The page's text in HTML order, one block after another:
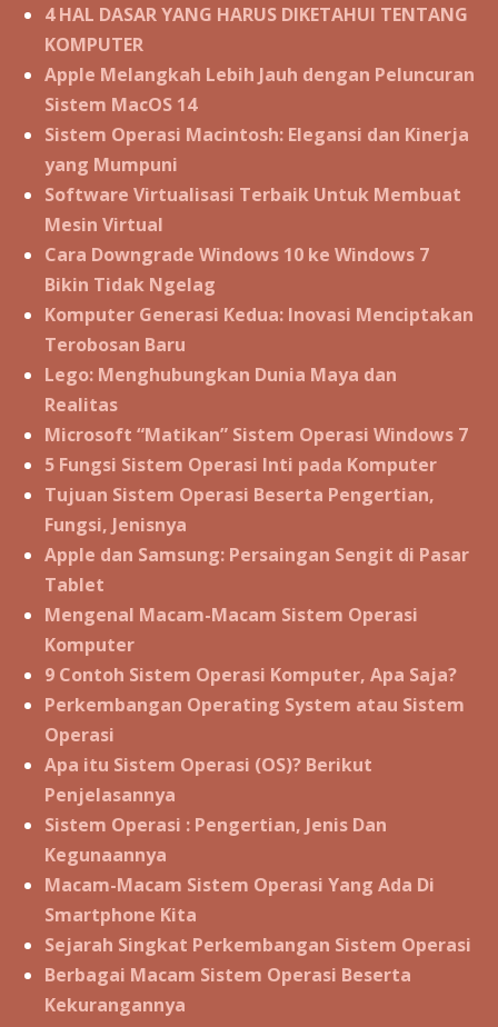
4 HAL DASAR YANG HARUS DIKETAHUI TENTANG
KOMPUTER
Apple Melangkah Lebih Jauh dengan Peluncuran
Sistem MacOS 14
Sistem Operasi Macintosh: Elegansi dan Kinerja
yang Mumpuni
Software Virtualisasi Terbaik Untuk Membuat
Mesin Virtual
Cara Downgrade Windows 10 ke Windows 7
Bikin Tidak Ngelag
Komputer Generasi Kedua: Inovasi Menciptakan
Terobosan Baru
Lego: Menghubungkan Dunia Maya dan
Realitas
Microsoft “Matikan” Sistem Operasi Windows 7
5 Fungsi Sistem Operasi Inti pada Komputer
Tujuan Sistem Operasi Beserta Pengertian,
Fungsi, Jenisnya
Apple dan Samsung: Persaingan Sengit di Pasar
Tablet
Mengenal Macam-Macam Sistem Operasi
Komputer
9 Contoh Sistem Operasi Komputer, Apa Saja?
Perkembangan Operating System atau Sistem
Operasi
Apa itu Sistem Operasi (OS)? Berikut
Penjelasannya
Sistem Operasi : Pengertian, Jenis Dan
Kegunaannya
Macam-Macam Sistem Operasi Yang Ada Di
Smartphone Kita
Sejarah Singkat Perkembangan Sistem Operasi
Berbagai Macam Sistem Operasi Beserta
Kekurangannya